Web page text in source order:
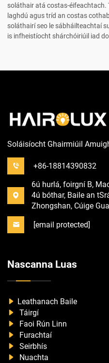
soláthair atá costas-éifeachtach.
laghdú agus tríd an costas
soláthairí seo le sábháilteachtaí
is infheistíocht shárchóiriúil iad
Soláisíocht Ghairmiúil
+86-18814390832
6ú hurlá, foirgní B,
4ú bóthar, Baile an
Zhongshan, Cúige
[email protected]
Nascanna Luas
Leathanach Baile
Táirgí
Faoi Rún Linn
Furachtaí
Seirbhís
Nuachta